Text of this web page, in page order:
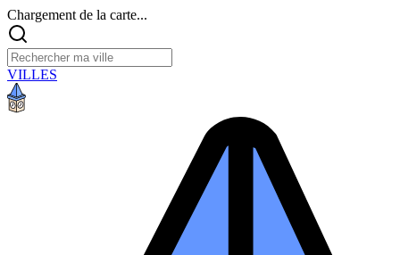
Chargement de la carte...
VILLES